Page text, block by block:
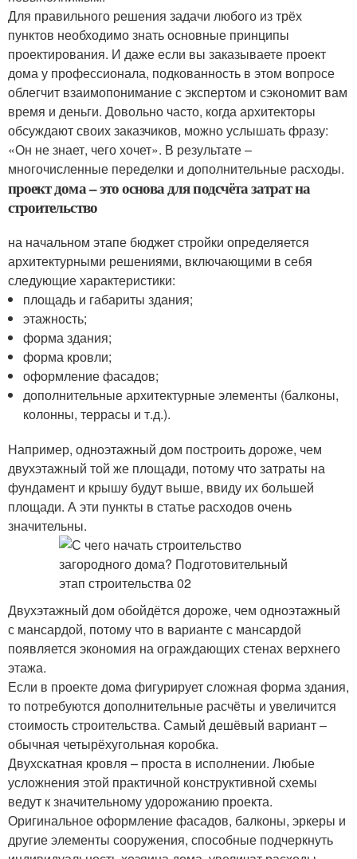
Для правильного решения задачи любого из трёх
пунктов необходимо знать основные принципы
проектирования. И даже если вы заказываете проект
дома у профессионала, подкованность в этом вопросе
облегчит взаимопонимание с экспертом и сэкономит вам
время и деньги. Довольно часто, когда архитекторы
обсуждают своих заказчиков, можно услышать фразу:
«Он не знает, чего хочет». В результате –
многочисленные переделки и дополнительные расходы.
проект дома – это основа для подсчёта затрат на
строительство
на начальном этапе бюджет стройки определяется
архитектурными решениями, включающими в себя
следующие характеристики:
площадь и габариты здания;
этажность;
форма здания;
форма кровли;
оформление фасадов;
дополнительные архитектурные элементы (балконы,
колонны, террасы и т.д.).
Например, одноэтажный дом построить дороже, чем
двухэтажный той же площади, потому что затраты на
фундамент и крышу будут выше, ввиду их большей
площади. А эти пункты в статье расходов очень
значительны.
Двухэтажный дом обойдётся дороже, чем одноэтажный
с мансардой, потому что в варианте с мансардой
появляется экономия на ограждающих стенах верхнего
этажа.
Если в проекте дома фигурирует сложная форма здания,
то потребуются дополнительные расчёты и увеличится
стоимость строительства. Самый дешёвый вариант –
обычная четырёхугольная коробка.
Двухскатная кровля – проста в исполнении. Любые
усложнения этой практичной конструктивной схемы
ведут к значительному удорожанию проекта.
Оригинальное оформление фасадов, балконы, эркеры и
другие элементы сооружения, способные подчеркнуть